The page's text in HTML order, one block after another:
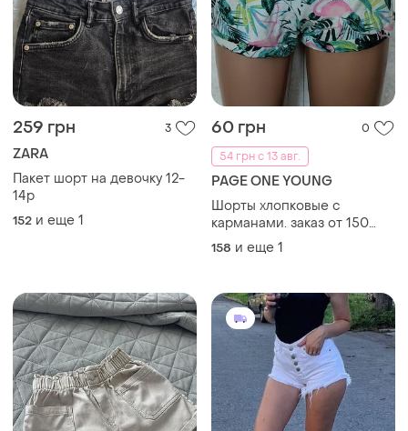
259 грн 3
ZARA
Пакет шорт на девочку 12-
14р
152 и еще 1
60 грн
0
54 грн с 13 авг.
PAGE ONE YOUNG
Шорты хлопковые с
карманами. заказ от 150
грн!
158 и еще 1